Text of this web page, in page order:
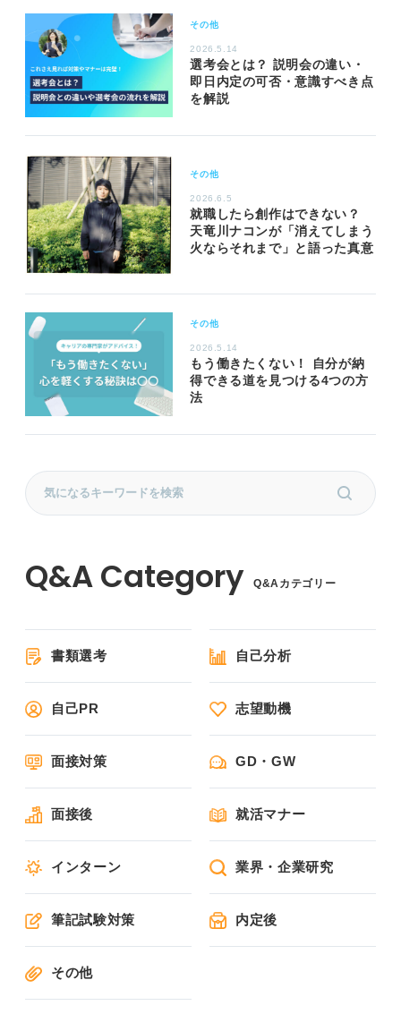
その他
2026.5.14
選考会とは？ 説明会の違い・
即日内定の可否・意識すべき点
を解説
その他
2026.6.5
就職したら創作はできない？
天竜川ナコンが「消えてしまう
火ならそれまで」と語った真意
その他
2026.5.14
もう働きたくない！ 自分が納
得できる道を見つける4つの方
法
Q&Aカテゴリー
書類選考 自己分析
自己PR 志望動機
面接対策 GD・GW
面接後 就活マナー
インターン 業界・企業研究
筆記試験対策 内定後
その他